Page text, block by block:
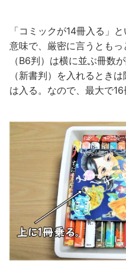
「コミックが14冊入る」
意味で、厳密に言うとも
（B6判）は横に並ぶ冊数
（新書判）を入れるとき
は入る。なので、最大で16